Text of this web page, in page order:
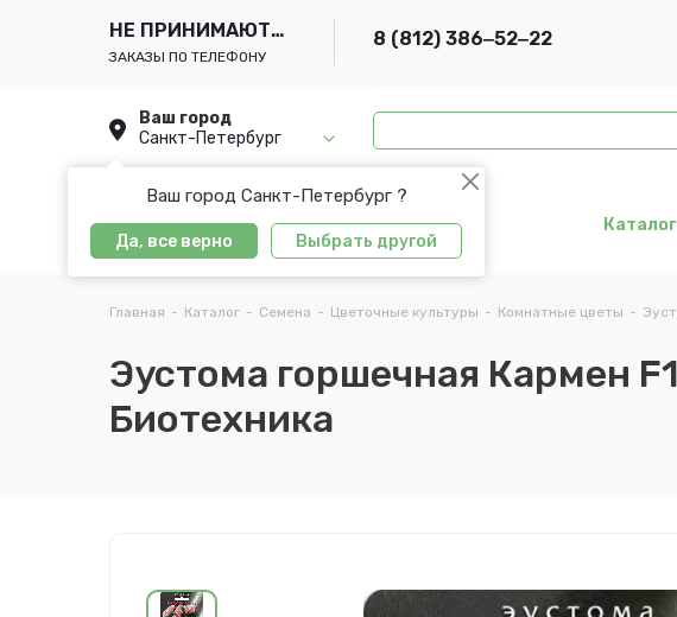
НЕ ПРИНИМАЮТСЯ
ЗАКАЗЫ ПО ТЕЛЕФОНУ
8 (812) 386‒52‒22
Ваш город
Санкт-Петербург
Ваш город Санкт-Петербург ?
Да, все верно Выбрать другой
Каталог
Главная - Каталог - Семена - Цветочные культуры - Комнатные цветы -
Эустома горшечная Кармен
Биотехника